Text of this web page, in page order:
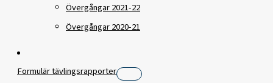
Övergångar 2021-22
Övergångar 2020-21
Formulär tävlingsrapporter